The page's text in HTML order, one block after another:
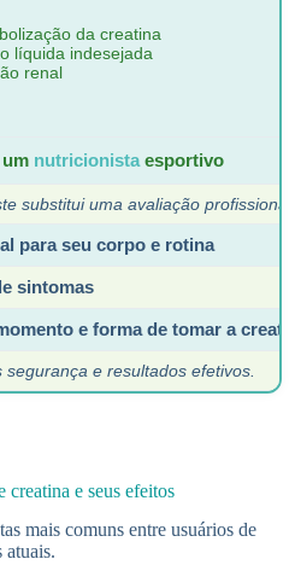
da creatina
líquida indesejada
renal
nutricionista esportivo
substitui uma avaliação
para seu corpo e rotina
sintomas
e forma de tomar a
e resultados efetivos.
e seus efeitos
mais comuns entre usuários de
atuais.